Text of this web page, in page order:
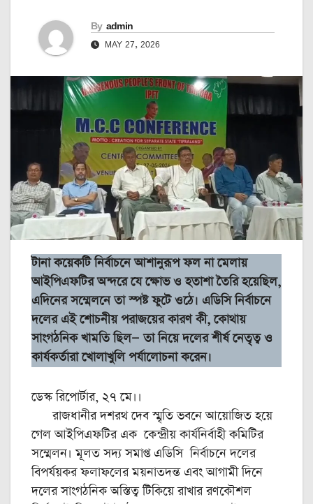
By admin
MAY 27, 2026
টানা কয়েকটি নির্বাচনে আশানুরূপ ফল না মেলায়
আইপিএফটির অন্দরে যে ক্ষোভ ও হতাশা তৈরি হয়েছিল,
এদিনের সম্মেলনে তা স্পষ্ট ফুটে ওঠে। এডিসি নির্বাচনে
দলের এই শোচনীয় পরাজয়ের কারণ কী, কোথায়
সাংগঠনিক খামতি ছিল— তা নিয়ে দলের শীর্ষ নেতৃত্ব ও
কার্যকর্তারা খোলাখুলি পর্যালোচনা করেন।
ডেস্ক রিপোর্টার, ২৭ মে।।
রাজধানীর দশরথ দেব স্মৃতি ভবনে আয়োজিত হয়ে
গেল আইপিএফটির এক কেন্দ্রীয় কার্যনির্বাহী কমিটির
সম্মেলন। মূলত সদ্য সমাপ্ত এডিসি নির্বাচনে দলের
বিপর্যয়কর ফলাফলের ময়নাতদন্ত এবং আগামী দিনে
দলের সাংগঠনিক অস্তিত্ব টিকিয়ে রাখার রণকৌশল